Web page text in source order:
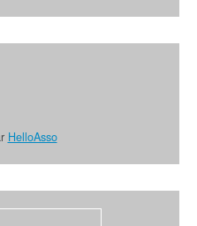
HelloAsso